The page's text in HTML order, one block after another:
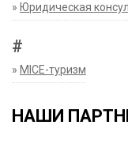
» Юридическая
#
» MICE-туризм
НАШИ